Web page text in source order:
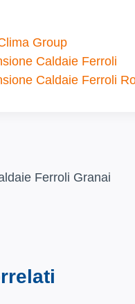
Group
Caldaie Ferroli
Caldaie Ferroli
Ferroli Granai